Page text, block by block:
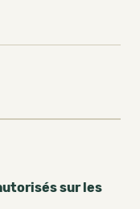
sur les